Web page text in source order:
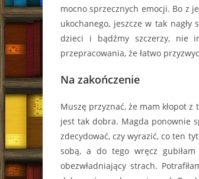
mocno sprzecznych emocji. Bo z
ukochanego, jeszcze w tak nagły
dzieci i bądźmy szczerzy, nie
przepracowania, że łatwo
Na zakończenie
Muszę przyznać, że mam kłopot z
jest tak dobra. Magda ponownie
zdecydować, czy wyrazić, co ten
sobą, a do tego wręcz
obezwładniający strach.